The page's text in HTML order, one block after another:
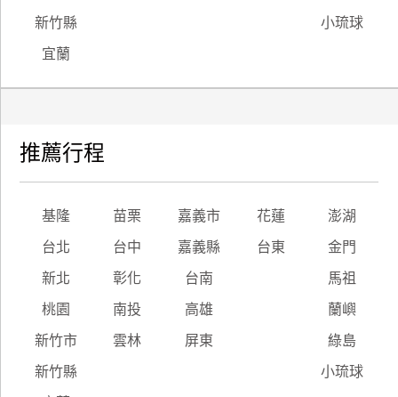
新竹縣 小琉球
宜蘭
推薦行程
基隆 苗栗 嘉義市 花蓮 澎湖
台北 台中 嘉義縣 台東 金門
新北 彰化 台南 馬祖
桃園 南投 高雄 蘭嶼
新竹市 雲林 屏東 綠島
新竹縣 小琉球